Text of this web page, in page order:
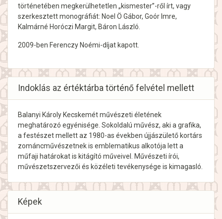
történetében megkerülhetetlen „kismester”-ről írt, vagy
szerkesztett monográfiát: Noel Ö Gábor, Goór Imre,
Kalmárné Horóczi Margit, Báron László.
2009-ben Ferenczy Noémi-díjat kapott.
Indoklás az értéktárba történő felvétel mellett
Balanyi Károly Kecskemét művészeti életének
meghatározó egyénisége. Sokoldalú művész, aki a grafika,
a festészet mellett az 1980-as években újjászülető kortárs
zománcművészetnek is emblematikus alkotója lett a
műfaji határokat is kitágító műveivel. Művészeti írói,
művészetszervezői és közéleti tevékenysége is kimagasló.
Képek